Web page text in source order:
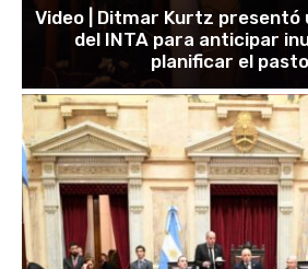
Video | Ditmar Kurtz presentó
del INTA para anticipar
planificar el